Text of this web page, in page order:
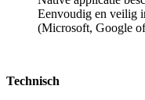
Eenvoudig en veilig
(Microsoft, Google
Technisch